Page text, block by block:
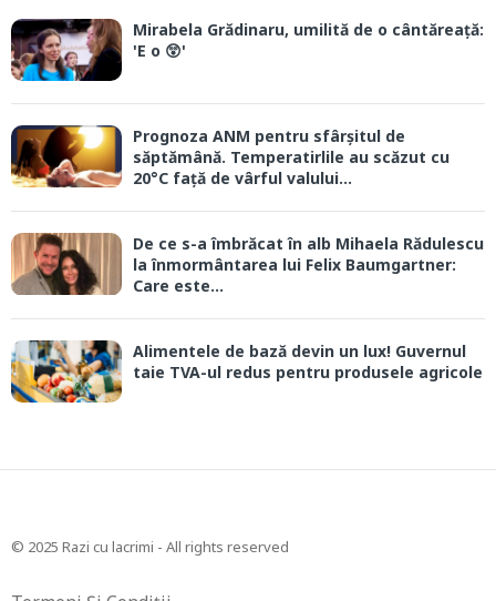
Mirabela Grădinaru, umilită de o cântăreață:
'E o 😲'
Prognoza ANM pentru sfârșitul de
săptămână. Temperatirlile au scăzut cu
20°C față de vârful valului...
De ce s-a îmbrăcat în alb Mihaela Rădulescu
la înmormântarea lui Felix Baumgartner:
Care este...
Alimentele de bază devin un lux! Guvernul
taie TVA-ul redus pentru produsele agricole
© 2025 Razi cu lacrimi - All rights reserved